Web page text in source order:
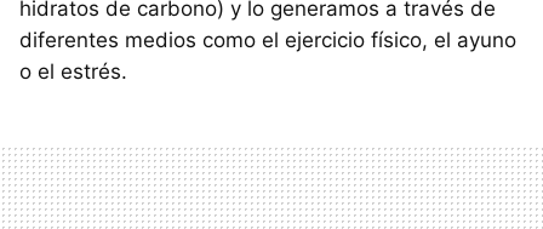
hidratos de carbono) y lo generamos a través de
diferentes medios como el ejercicio físico, el ayuno
o el estrés.